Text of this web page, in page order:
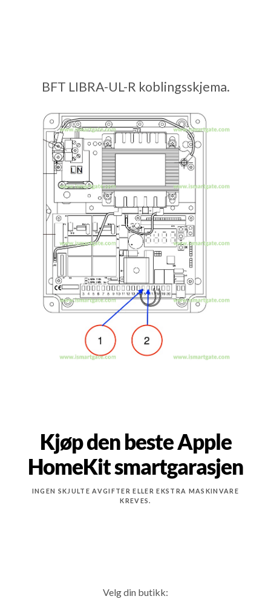
BFT LIBRA-UL-R koblingsskjema.
Kjøp den beste Apple
HomeKit smartgarasjen
INGEN SKJULTE AVGIFTER ELLER EKSTRA MASKINVARE
KREVES.
Velg din butikk: